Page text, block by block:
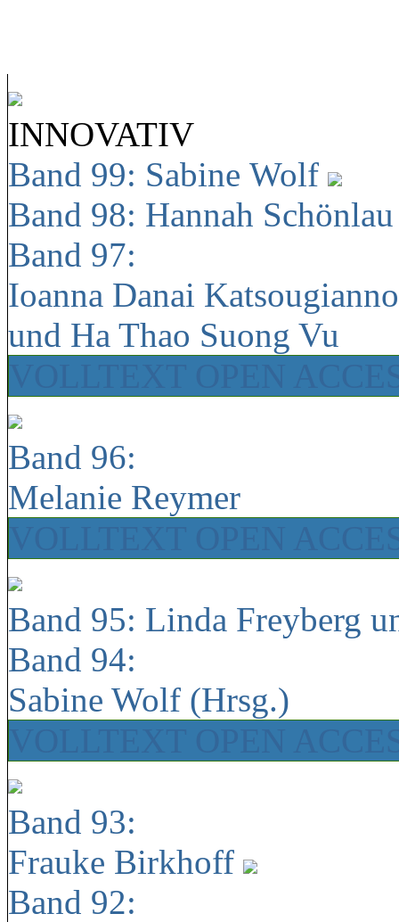
INNOVATIV
Band 99: Sabine Wolf
Band 98: Hannah
Band 97:
Ioanna Danai
und Ha Thao Suong Vu
Band 96:
Melanie Reymer
Band 95: Linda Freyberg
Band 94:
Sabine Wolf (Hrsg.)
Band 93:
Frauke Birkhoff
Band 92: